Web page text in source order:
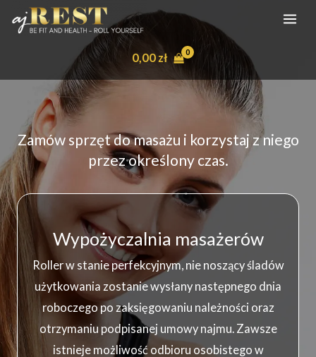
Przejdź
0,00 zł
Zamów sprzęt do masażu i korzystaj z niego
przez określony czas.
Wypożyczalnia masażerów
Roller w stanie perfekcyjnym, nie noszący śladów
użytkowania zostanie wysłany następnego dnia
roboczego po zaksięgowaniu należności oraz
otrzymaniu podpisanej umowy najmu. Zawsze
istnieje możliwość odbioru osobistego w